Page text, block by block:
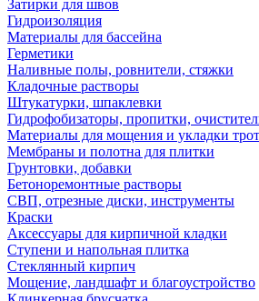
Затирки для швов
Гидроизоляция
Материалы для бассейна
Герметики
Наливные полы, ровнители, стяжки
Кладочные растворы
Штукатурки, шпаклевки
Гидрофобизаторы, пропитки,
Материалы для мощения и укладки
Мембраны и полотна для плитки
Грунтовки, добавки
Бетоноремонтные растворы
СВП, отрезные диски, инструменты
Краски
Аксессуары для кирпичной кладки
Ступени и напольная плитка
Cтеклянный кирпич
Мощение, ландшафт и благоустройство